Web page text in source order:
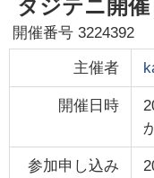
タジテニ開催
開催番号3224392
主催者
開催日時
参加申し込み